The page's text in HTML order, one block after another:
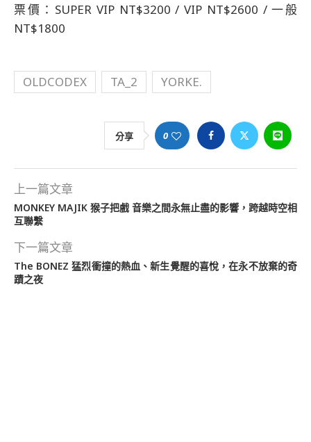
票價：SUPER VIP NT$3200 / VIP NT$2600 / 一般
NT$1800
OLDCODEX TA_2 YORKE.
分享 0
上一篇文章
MONKEY MAJIK 猴子把戲 音樂之間永無止盡的影響，跨越時空相
互聯繫
下一篇文章
The BONEZ 猛烈衝撞的熱血、新生覺醒的喜悅，在永不放棄的奇
蹟之夜